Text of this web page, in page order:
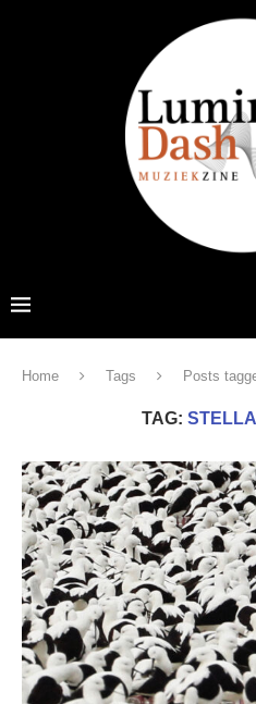
Home Tags Posts
TAG: